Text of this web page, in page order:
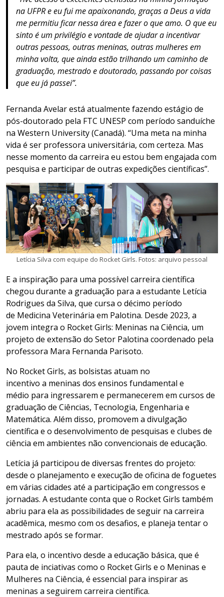
na UFPR e eu fui me apaixonando, graças a Deus a vida
me permitiu ficar nessa área e fazer o que amo. O que eu
sinto é um privilégio e vontade de ajudar a incentivar
outras pessoas, outras meninas, outras mulheres em
minha volta, que ainda estão trilhando um caminho de
graduação, mestrado e doutorado, passando por coisas
que eu já passei”.
Fernanda Avelar está atualmente fazendo estágio de
pós-doutorado pela FTC UNESP com período sanduíche
na Western University (Canadá). “Uma meta na minha
vida é ser professora universitária, com certeza. Mas
nesse momento da carreira eu estou bem engajada com
pesquisa e participar de outras expedições científicas”.
Letícia Silva com equipe do Rocket Girls. Fotos: arquivo pessoal
E a inspiração para uma possível carreira científica
chegou durante a graduação para a estudante Letícia
Rodrigues da Silva, que cursa o décimo período
de Medicina Veterinária em Palotina. Desde 2023, a
jovem integra o Rocket Girls: Meninas na Ciência, um
projeto de extensão do Setor Palotina coordenado pela
professora Mara Fernanda Parisoto.
No Rocket Girls, as bolsistas atuam no
incentivo a meninas dos ensinos fundamental e
médio para ingressarem e permanecerem em cursos de
graduação de Ciências, Tecnologia, Engenharia e
Matemática. Além disso, promovem a divulgação
científica e o desenvolvimento de pesquisas e clubes de
ciência em ambientes não convencionais de educação.
Letícia já participou de diversas frentes do projeto:
desde o planejamento e execução de oficina de foguetes
em várias cidades até a participação em congressos e
jornadas. A estudante conta que o Rocket Girls também
abriu para ela as possibilidades de seguir na carreira
acadêmica, mesmo com os desafios, e planeja tentar o
mestrado após se formar.
Para ela, o incentivo desde a educação básica, que é
pauta de inciativas como o Rocket Girls e o Meninas e
Mulheres na Ciência, é essencial para inspirar as
meninas a seguirem carreira científica.